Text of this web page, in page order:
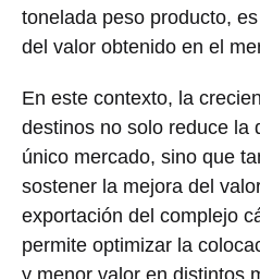
tonelada peso producto,
del valor obtenido en el
En este contexto, la
destinos no solo reduce la
único mercado, sino que
sostener la mejora del
exportación del complejo
permite optimizar la